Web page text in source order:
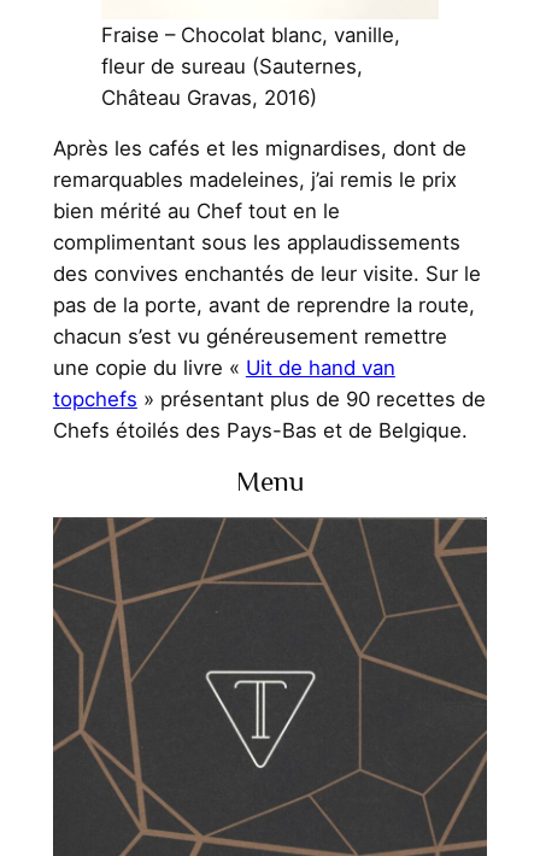
Fraise – Chocolat blanc, vanille,
fleur de sureau (Sauternes,
Château Gravas, 2016)
Après les cafés et les mignardises, dont de
remarquables madeleines, j’ai remis le prix
bien mérité au Chef tout en le
complimentant sous les applaudissements
des convives enchantés de leur visite. Sur le
pas de la porte, avant de reprendre la route,
chacun s’est vu généreusement remettre
une copie du livre « Uit de hand van
topchefs » présentant plus de 90 recettes de
Chefs étoilés des Pays-Bas et de Belgique.
Menu